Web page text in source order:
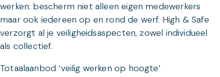
werken: bescherm niet alleen eigen medewerkers
maar ook iedereen op en rond de werf. High & Safe
verzorgt al je veiligheidsaspecten, zowel individueel
als collectief.
Totaalaanbod ‘veilig werken op hoogte’